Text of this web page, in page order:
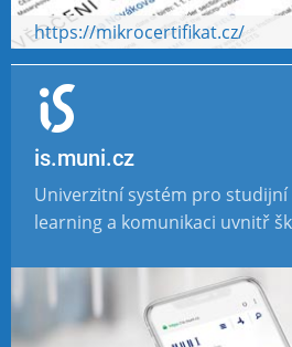
https://mikrocertifikat.cz/
is.muni.cz
Univerzitní systém pro
learning a komunikaci uvnitř